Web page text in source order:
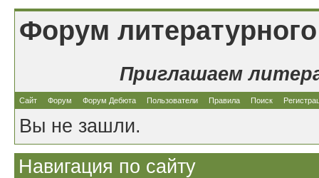
Форум
Приглашаем
Сайт Форум Форум Дебюта Пользователи Правила Поиск
Вы не зашли.
Навигация по сайту